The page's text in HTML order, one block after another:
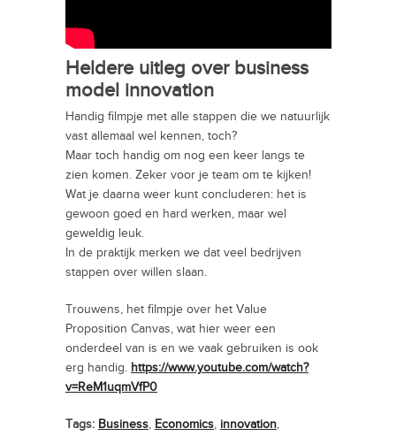
Heldere uitleg over business
model innovation
Handig filmpje met alle stappen die we natuurlijk
vast allemaal wel kennen, toch?
Maar toch handig om nog een keer langs te
zien komen. Zeker voor je team om te kijken!
Wat je daarna weer kunt concluderen: het is
gewoon goed en hard werken, maar wel
geweldig leuk.
In de praktijk merken we dat veel bedrijven
stappen over willen slaan.
Trouwens, het filmpje over het Value
Proposition Canvas, wat hier weer een
onderdeel van is en we vaak gebruiken is ook
erg handig. https://www.youtube.com/watch?
v=ReM1uqmVfP0
Tags: Business, Economics, innovation,